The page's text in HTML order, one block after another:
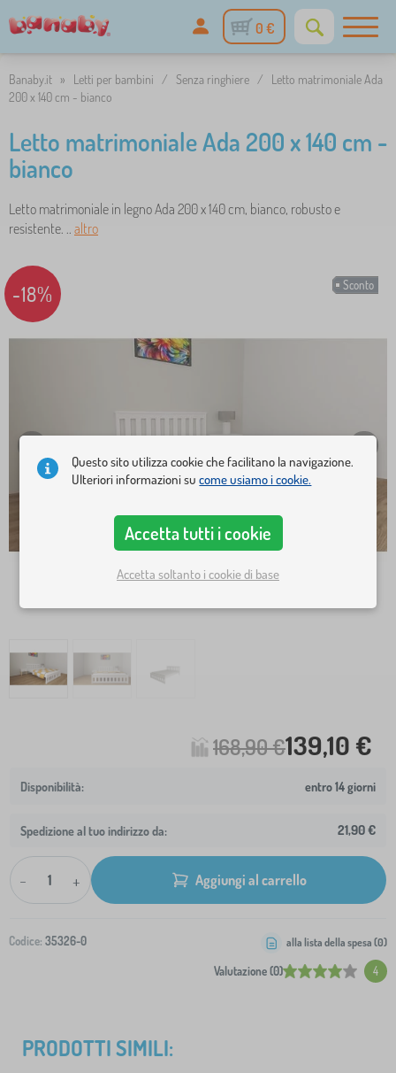
0 €
Banaby.it » Letti per bambini / Senza ringhiere /
Letto matrimoniale Ada
200 x 140 cm - bianco
Letto matrimoniale Ada 200 x 140 cm -
bianco
Letto matrimoniale in legno Ada 200 x 140 cm, bianco, robusto e
resistente. .. altro
Sconto
-18%
168,90 €139,10 €
entro 14 giorni
Spedizione al tuo indirizzo da: 21,90 €
- + Aggiungi al carrello
Codice: 35326-0
Valutazione (0) 4
alla lista della spesa (0)
PRODOTTI SIMILI:
Questo sito utilizza cookie che facilitano la navigazione.
Ulteriori informazioni sucome usiamo i cookie.
Accetta tutti i cookie
Accetta soltanto i cookie di base